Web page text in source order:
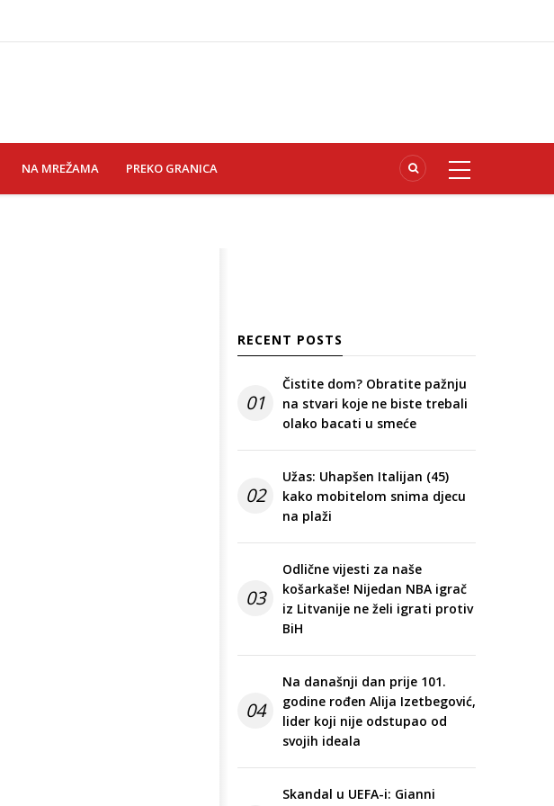
protiv BiH
NA MREŽAMA PREKO GRANICA
RECENT POSTS
01
Čistite dom? Obratite pažnju
na stvari koje ne biste trebali
olako bacati u smeće
02
Užas: Uhapšen Italijan (45)
kako mobitelom snima djecu
na plaži
03
Odlične vijesti za naše
košarkaše! Nijedan NBA igrač
iz Litvanije ne želi igrati protiv
BiH
04
Na današnji dan prije 101.
godine rođen Alija Izetbegović,
lider koji nije odstupao od
svojih ideala
Skandal u UEFA-i: Gianni